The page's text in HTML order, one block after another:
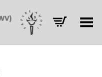
Toggle Menu